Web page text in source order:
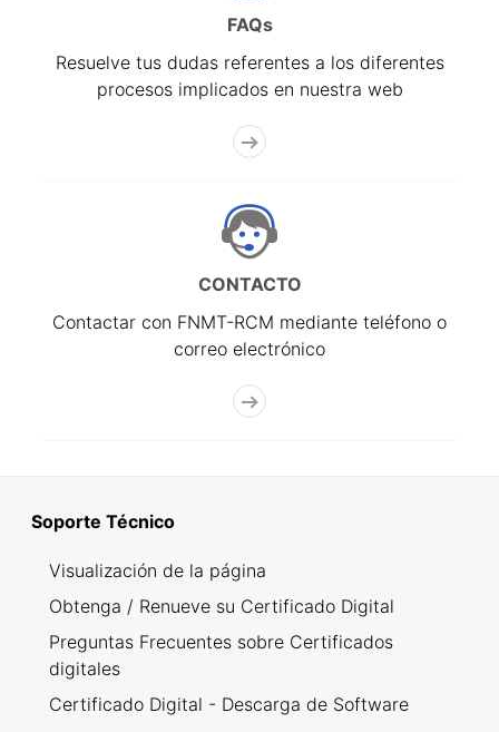
FAQs
Resuelve tus dudas referentes a los diferentes
procesos implicados en nuestra web
CONTACTO
Contactar con FNMT-RCM mediante teléfono o
correo electrónico
Soporte Técnico
Visualización de la página
Obtenga / Renueve su Certificado Digital
Preguntas Frecuentes sobre Certificados
digitales
Certificado Digital - Descarga de Software